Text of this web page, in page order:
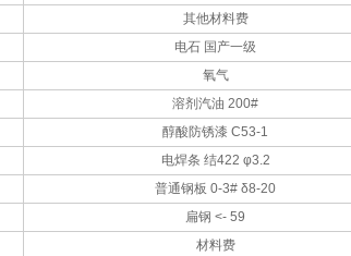
其他材料费
电石 国产一级
氧气
溶剂汽油 200#
醇酸防锈漆 C53-1
电焊条 结422 φ3.2
普通钢板 0-3# δ8-20
扁钢 <- 59
材料费